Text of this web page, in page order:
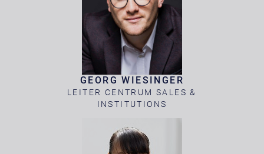
GEORG WIESINGER
LEITER CENTRUM SALES &
INSTITUTIONS